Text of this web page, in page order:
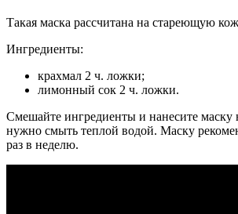
Такая маска рассчитана на стареющую
Ингредиенты:
крахмал 2 ч. ложки;
лимонный сок 2 ч. ложки.
Смешайте ингредиенты и нанесите маску
нужно смыть теплой водой. Маску
раз в неделю.